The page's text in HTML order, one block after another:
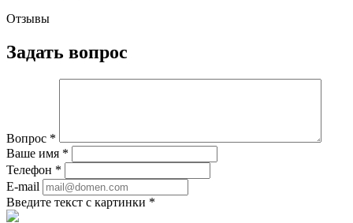
Отзывы
Задать вопрос
Вопрос *
Ваше имя *
Телефон *
E-mail
Введите текст с картинки *